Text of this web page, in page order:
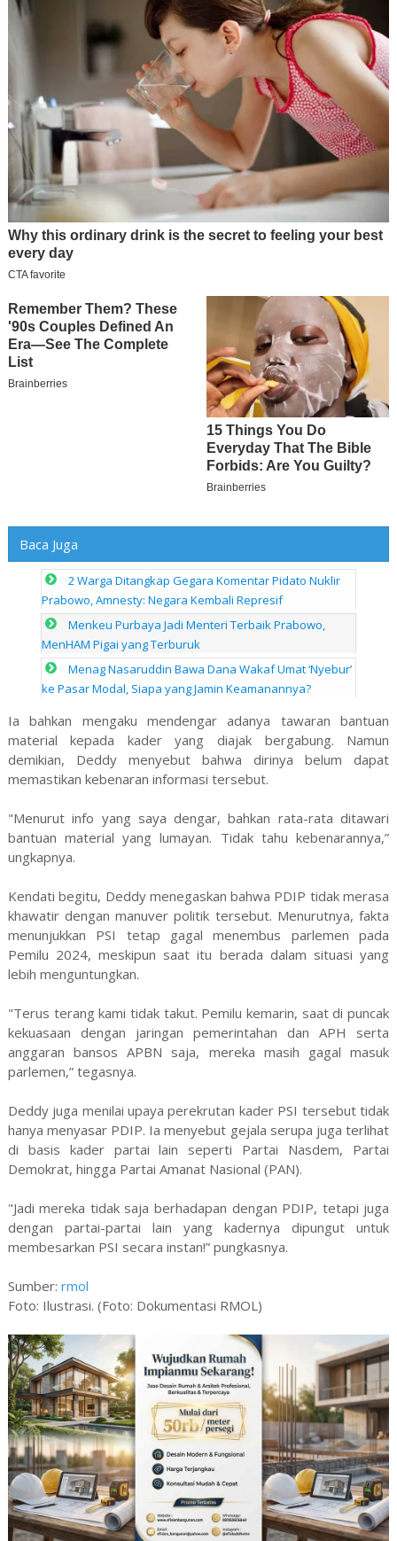
Baca Juga
2 Warga Ditangkap Gegara Komentar Pidato Nuklir
Prabowo, Amnesty: Negara Kembali Represif
Menkeu Purbaya Jadi Menteri Terbaik Prabowo,
MenHAM Pigai yang Terburuk
Menag Nasaruddin Bawa Dana Wakaf Umat ‘Nyebur’
ke Pasar Modal, Siapa yang Jamin Keamanannya?
Ia bahkan mengaku mendengar adanya tawaran bantuan
material kepada kader yang diajak bergabung. Namun
demikian, Deddy menyebut bahwa dirinya belum dapat
memastikan kebenaran informasi tersebut.
"Menurut info yang saya dengar, bahkan rata-rata ditawari
bantuan material yang lumayan. Tidak tahu kebenarannya,”
ungkapnya.
Kendati begitu, Deddy menegaskan bahwa PDIP tidak merasa
khawatir dengan manuver politik tersebut. Menurutnya, fakta
menunjukkan PSI tetap gagal menembus parlemen pada
Pemilu 2024, meskipun saat itu berada dalam situasi yang
lebih menguntungkan.
"Terus terang kami tidak takut. Pemilu kemarin, saat di puncak
kekuasaan dengan jaringan pemerintahan dan APH serta
anggaran bansos APBN saja, mereka masih gagal masuk
parlemen,” tegasnya.
Deddy juga menilai upaya perekrutan kader PSI tersebut tidak
hanya menyasar PDIP. Ia menyebut gejala serupa juga terlihat
di basis kader partai lain seperti Partai Nasdem, Partai
Demokrat, hingga Partai Amanat Nasional (PAN).
"Jadi mereka tidak saja berhadapan dengan PDIP, tetapi juga
dengan partai-partai lain yang kadernya dipungut untuk
membesarkan PSI secara instan!” pungkasnya.
Sumber: rmol
Foto: Ilustrasi. (Foto: Dokumentasi RMOL)